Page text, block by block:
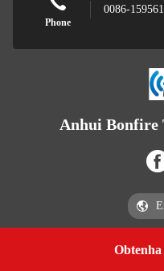
Phone
0086-
Anhui Bonfire
Anhui